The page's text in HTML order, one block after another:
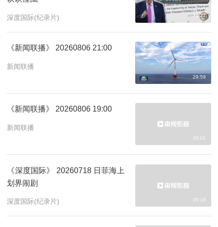
深度国际(纪录片) 26:21
《新闻联播》 20260806 21:00
新闻联播
29:59
《新闻联播》 20260806 19:00
新闻联播
30:01
《深度国际》 20260718 日菲海上
划界闹剧
深度国际(纪录片) 26:19